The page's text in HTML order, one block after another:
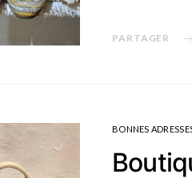
PARTAGER
BONNES